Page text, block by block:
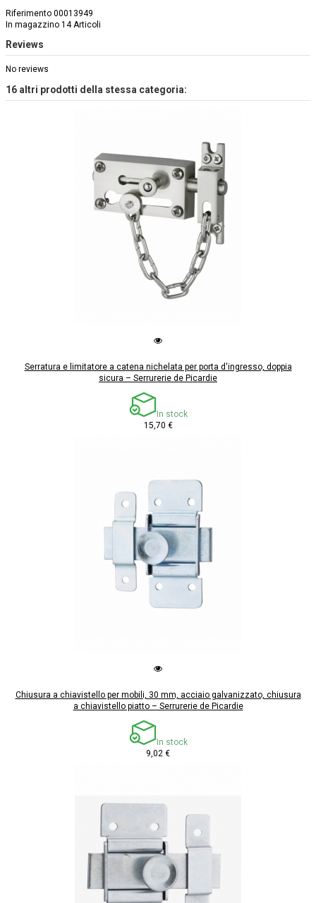
Riferimento 00013949
In magazzino 14 Articoli
Reviews
No reviews
16 altri prodotti della stessa categoria:
Serratura e limitatore a catena nichelata per porta d'ingresso, doppia
sicura – Serrurerie de Picardie
In stock
15,70 €
Chiusura a chiavistello per mobili, 30 mm, acciaio galvanizzato, chiusura
a chiavistello piatto – Serrurerie de Picardie
In stock
9,02 €